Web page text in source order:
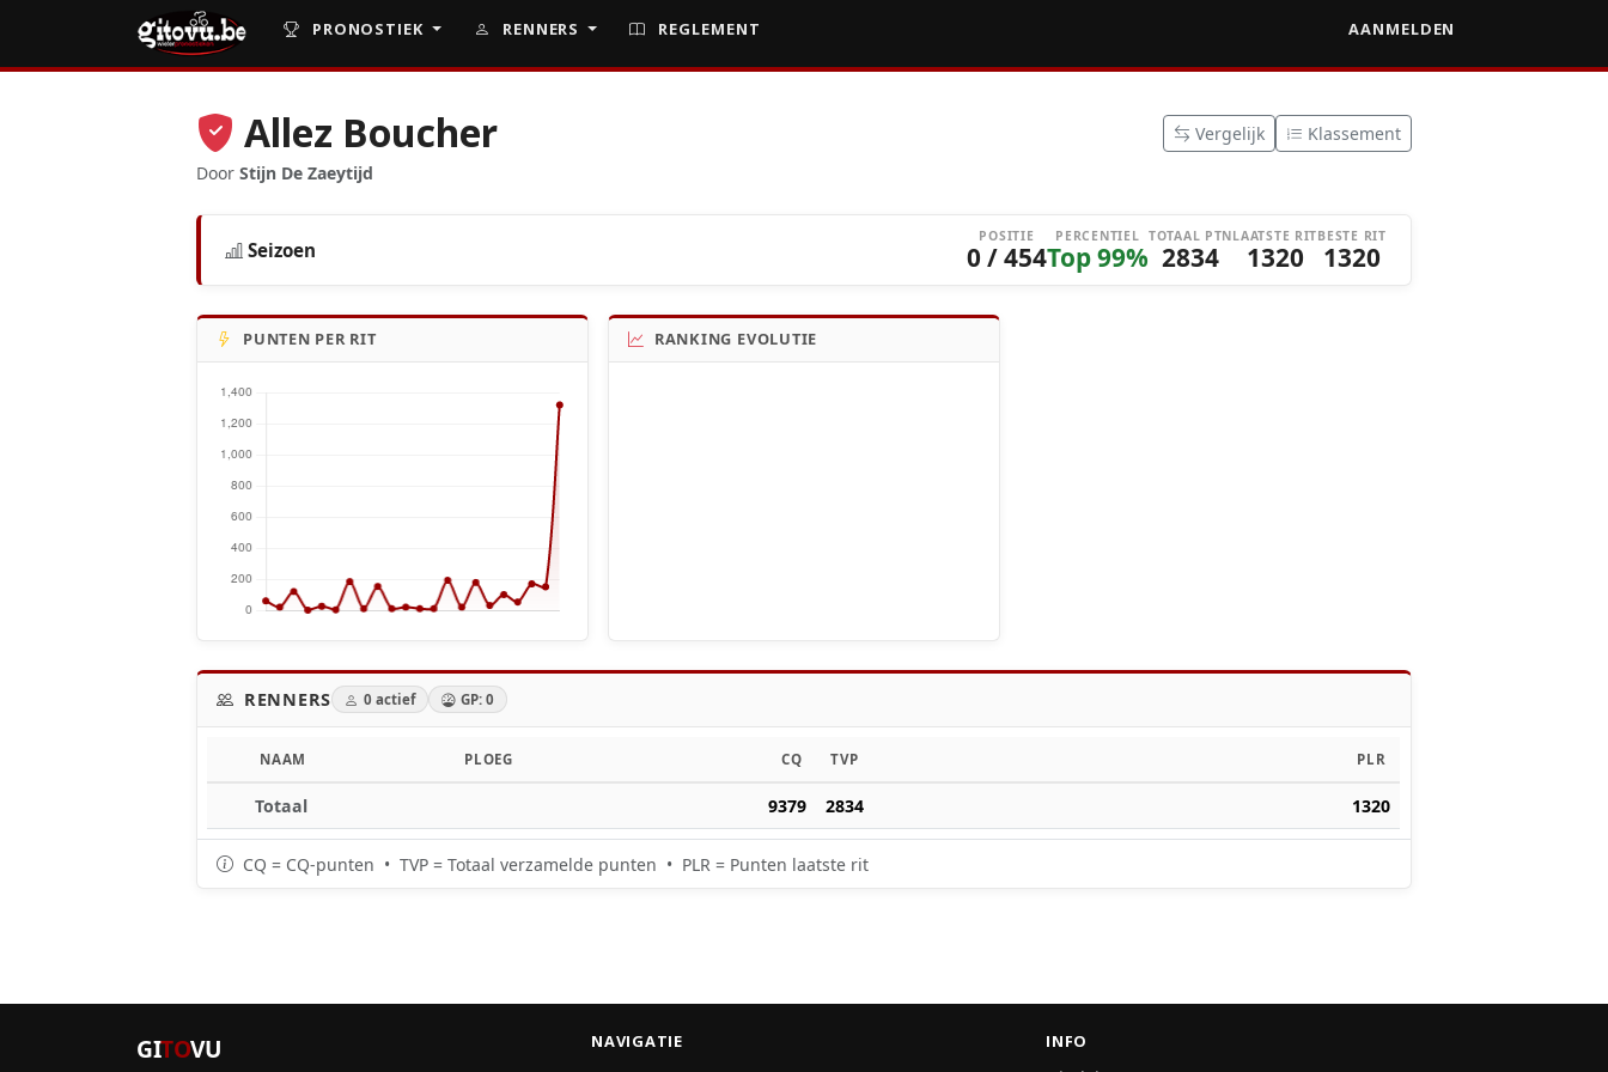
PRONOSTIEK RENNERS REGLEMENT AANMELDEN
Allez Boucher
DoorStijn De Zaeytijd
Vergelijk Klassement
Seizoen
POSITIE
0 / 454
PERCENTIEL
Top 99%
TOTAAL PTN
2834
LAATSTE RIT
1320
BESTE RIT
1320
PUNTEN PER RIT RANKING EVOLUTIE
RENNERS 0 actief GP: 0
NAAM PLOEG CQ TVP PLR
Totaal 9379 2834 1320
CQ = CQ-punten • TVP = Totaal verzamelde punten • PLR = Punten laatste rit
GITOVU NAVIGATIE INFO